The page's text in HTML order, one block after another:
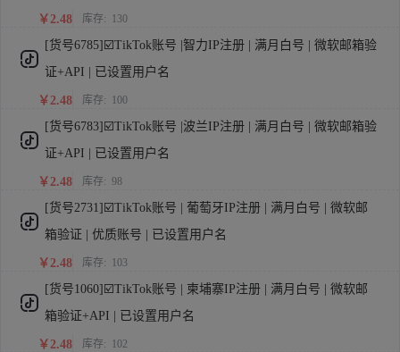
￥2.48 库存: 130
[货号6785]☑️TikTok账号 |智力IP注册 | 满月白号 | 微软邮箱验
证+API | 已设置用户名
￥2.48 库存: 100
[货号6783]☑️TikTok账号 |波兰IP注册 | 满月白号 | 微软邮箱验
证+API | 已设置用户名
￥2.48 库存: 98
[货号2731]☑️TikTok账号 | 葡萄牙IP注册 | 满月白号 | 微软邮
箱验证 | 优质账号 | 已设置用户名
￥2.48 库存: 103
[货号1060]☑️TikTok账号 | 柬埔寨IP注册 | 满月白号 | 微软邮
箱验证+API | 已设置用户名
￥2.48 库存: 102